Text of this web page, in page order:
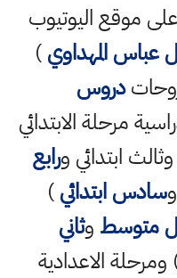
موقع اليوتيوب
المهداوي)
دروس
مرحلة الابتدائي
وثالث ابتدائي ورابع
وسادس ابتدائي)
متوسط وثاني
ومرحلة الاعدادية